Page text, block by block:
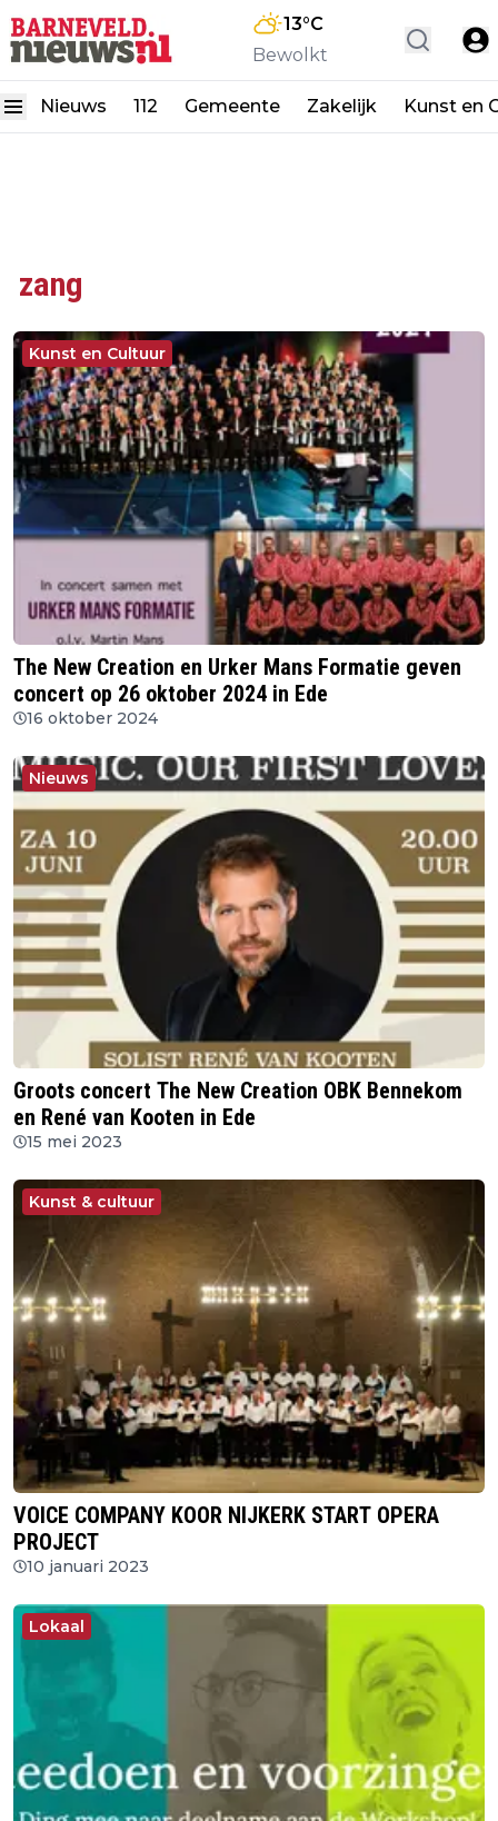
13°C
Bewolkt
Nieuws 112 Gemeente Zakelijk Kunst en
zang
Kunst en Cultuur
The New Creation en Urker Mans Formatie geven
concert op 26 oktober 2024 in Ede
16 oktober 2024
Nieuws
Groots concert The New Creation OBK Bennekom
en René van Kooten in Ede
15 mei 2023
Kunst & cultuur
VOICE COMPANY KOOR NIJKERK START OPERA
PROJECT
10 januari 2023
Lokaal